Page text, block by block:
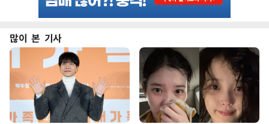
많이 본 기사